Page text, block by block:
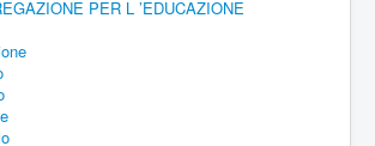
PER L ’EDUCAZIONE